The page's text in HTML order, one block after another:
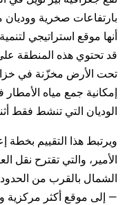
بارتفاعات صخرية
أنها موقع استراتيجي
قد تحتوي هذه المنطقة
تحت الأرض مخزّنة في
إمكانية جمع مياه
الوديان التي تنشط فقط
ويرتبط هذا التقييم بخطة
الأمير، والتي تقترح نقل
الشمال بالقرب من
— إلى موقع أكثر